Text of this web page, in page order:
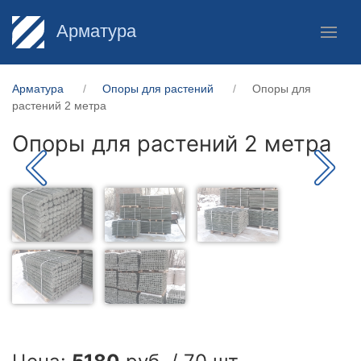
Арматура
Арматура Опоры для растений
Опоры для
растений 2 метра
Опоры для растений 2 метра